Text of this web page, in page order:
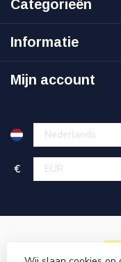
Categorieën
Informatie
Mijn account
€